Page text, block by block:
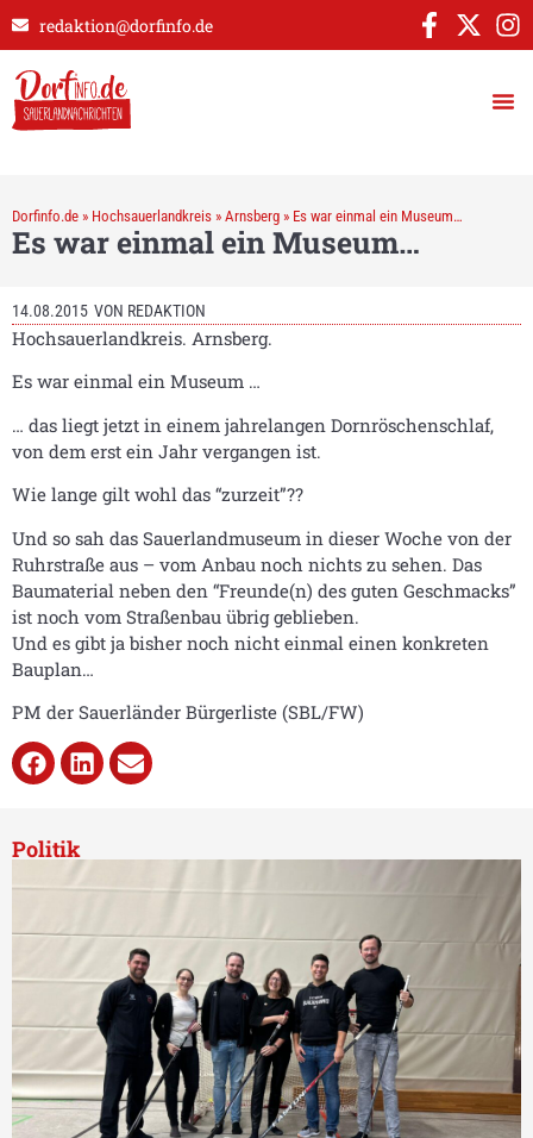
redaktion@dorfinfo.de
Dorfinfo.de » Hochsauerlandkreis » Arnsberg » Es war einmal ein Museum…
Es war einmal ein Museum…
14.08.2015 VON REDAKTION
Hochsauerlandkreis. Arnsberg.
Es war einmal ein Museum …
… das liegt jetzt in einem jahrelangen Dornröschenschlaf,
von dem erst ein Jahr vergangen ist.
Wie lange gilt wohl das “zurzeit”??
Und so sah das Sauerlandmuseum in dieser Woche von der
Ruhrstraße aus – vom Anbau noch nichts zu sehen. Das
Baumaterial neben den “Freunde(n) des guten Geschmacks”
ist noch vom Straßenbau übrig geblieben.
Und es gibt ja bisher noch nicht einmal einen konkreten
Bauplan…
PM der Sauerländer Bürgerliste (SBL/FW)
Politik